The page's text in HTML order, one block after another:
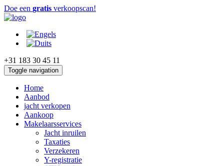
Doe een gratis verkoopscan!
+31 183 30 45 11
Toggle navigation
Home
Aanbod
jacht verkopen
Aankoop
Makelaarsservices
Jacht inruilen
Taxaties
Verzekeren
Y-registratie